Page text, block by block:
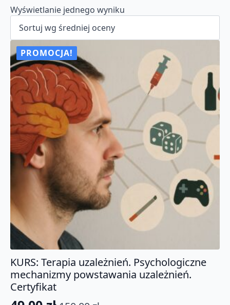
Wyświetlanie jednego wyniku
PROMOCJA!
KURS: Terapia uzależnień. Psychologiczne
mechanizmy powstawania uzależnień.
Certyfikat